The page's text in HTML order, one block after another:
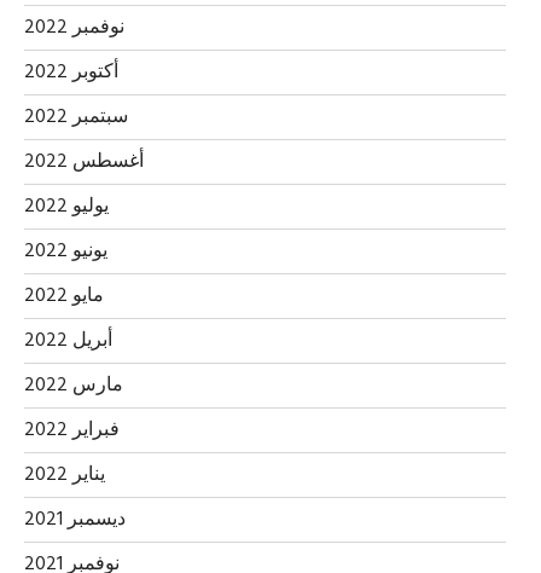
نوفمبر 2022
أكتوبر 2022
سبتمبر 2022
أغسطس 2022
يوليو 2022
يونيو 2022
مايو 2022
أبريل 2022
مارس 2022
فبراير 2022
يناير 2022
ديسمبر 2021
نوفمبر 2021